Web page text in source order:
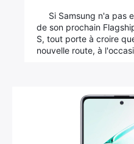
Si Samsung n'a pas
de son prochain
S, tout porte à croire
nouvelle route, à